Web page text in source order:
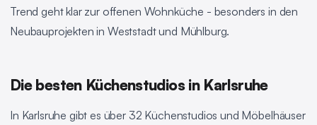
Trend geht klar zur offenen Wohnküche - besonders in den
Neubauprojekten in Weststadt und Mühlburg.
Die besten Küchenstudios in Karlsruhe
In Karlsruhe gibt es über 32 Küchenstudios und Möbelhäuser